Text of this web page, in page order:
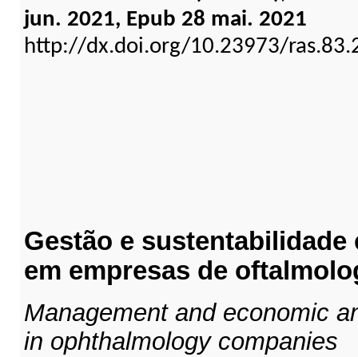
jun. 2021, Epub 28 mai. 2021
http://dx.doi.org/10.23973/
Gestão e
em empresas de
Management and economic
in ophthalmology companies